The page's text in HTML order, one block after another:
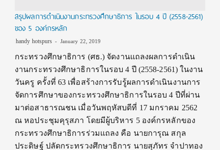
สรุปผลการดำเนินงานกระทรวงศึกษาธิการ ในรอบ 4 ปี (2558-2561)
ของ 5 องค์กรหลัก
handy hotspurs January 22, 2019
กระทรวงศึกษาธิการ (ศธ.) จัดงานแถลงผลการดำเนิน
งานกระทรวงศึกษาธิการในรอบ 4 ปี (2558-2561) ในงาน
วันครู ครั้งที่ 63 เพื่อสร้างการรับรู้ผลการดำเนินงานการ
จัดการศึกษาของกระทรวงศึกษาธิการในรอบ 4 ปีที่ผ่าน
มาต่อสาธารณชน เมื่อวันพฤหัสบดีที่ 17 มกราคม 2562
ณ หอประชุมคุรุสภา โดยมีผู้บริหาร 5 องค์กรหลักของ
กระทรวงศึกษาธิการร่วมแถลง คือ นายการุณ สกุล
ประดิษฐ์ ปลัดกระทรวงศึกษาธิการ นายสุภัทร จำปาทอง